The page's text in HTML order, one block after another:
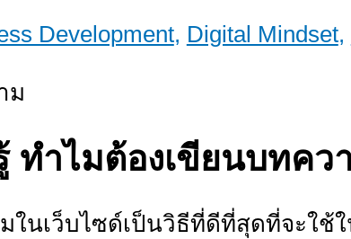
Development, Digital Mindset,
ทำไมต้องเขียนบทคว
ในเว็บไซด์เป็นวิธีที่ดีที่สุดที่จะใ